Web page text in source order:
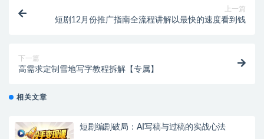
上一篇
短剧12月份推广指南全流程讲解以最快的速度看到钱
下一篇
高需求定制雪地写字教程拆解【专属】
相关文章
短剧编剧破局：AI写稿与过稿的实战心法